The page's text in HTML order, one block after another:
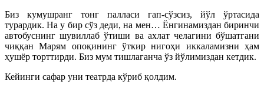
Биз кумушранг тонг палласи гап-сўзсиз, йўл ўртасида
турардик. На у бир сўз деди, на мен… Ёнгинамиздан биринчи
автобуснинг шувиллаб ўтиши ва ахлат челагини бўшатгани
чиққан Марям опоқининг ўткир нигоҳи иккаламизни ҳам
ҳушёр торттирди. Биз мум тишлаганча ўз йўлимиздан кетдик.
Кейинги сафар уни театрда кўриб қолдим.